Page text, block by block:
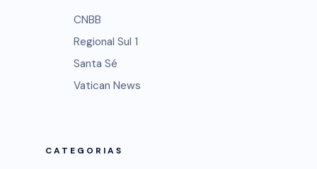
CNBB
Regional Sul 1
Santa Sé
Vatican News
CATEGORIAS